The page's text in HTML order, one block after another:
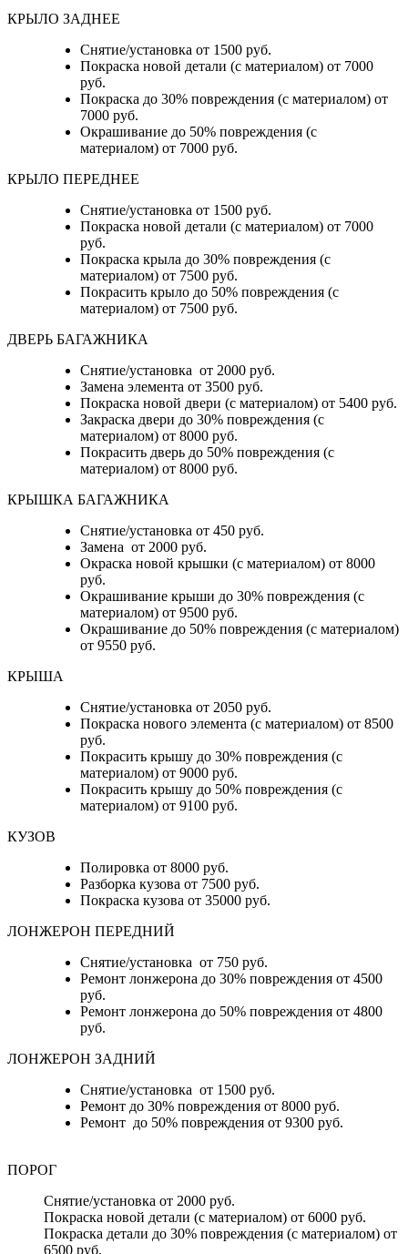
КРЫЛО ЗАДНЕЕ
Снятие/установка от 1500 руб.
Покраска новой детали (с материалом) от 7000
руб.
Покраска до 30% повреждения (с материалом) от
7000 руб.
Окрашивание до 50% повреждения (с
материалом) от 7000 руб.
КРЫЛО ПЕРЕДНЕЕ
Снятие/установка от 1500 руб.
Покраска новой детали (с материалом) от 7000
руб.
Покраска крыла до 30% повреждения (с
материалом) от 7500 руб.
Покрасить крыло до 50% повреждения (с
материалом) от 7500 руб.
ДВЕРЬ БАГАЖНИКА
Снятие/установка от 2000 руб.
Замена элемента от 3500 руб.
Покраска новой двери (с материалом) от 5400 руб.
Закраска двери до 30% повреждения (с
материалом) от 8000 руб.
Покрасить дверь до 50% повреждения (с
материалом) от 8000 руб.
КРЫШКА БАГАЖНИКА
Снятие/установка от 450 руб.
Замена от 2000 руб.
Окраска новой крышки (с материалом) от 8000
руб.
Окрашивание крыши до 30% повреждения (с
материалом) от 9500 руб.
Окрашивание до 50% повреждения (с материалом)
от 9550 руб.
КРЫША
Снятие/установка от 2050 руб.
Покраска нового элемента (с материалом) от 8500
руб.
Покрасить крышу до 30% повреждения (с
материалом) от 9000 руб.
Покрасить крышу до 50% повреждения (с
материалом) от 9100 руб.
КУЗОВ
Полировка от 8000 руб.
Разборка кузова от 7500 руб.
Покраска кузова от 35000 руб.
ЛОНЖЕРОН ПЕРЕДНИЙ
Снятие/установка от 750 руб.
Ремонт лонжерона до 30% повреждения от 4500
руб.
Ремонт лонжерона до 50% повреждения от 4800
руб.
ЛОНЖЕРОН ЗАДНИЙ
Снятие/установка от 1500 руб.
Ремонт до 30% повреждения от 8000 руб.
Ремонт до 50% повреждения от 9300 руб.
ПОРОГ
Снятие/установка от 2000 руб.
Покраска новой детали (с материалом) от 6000 руб.
Покраска детали до 30% повреждения (с материалом) от
6500 руб.